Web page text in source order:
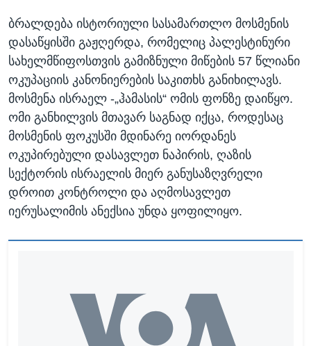
ბრალდება ისტორიული სასამართლო მოსმენის
დასაწყისში გაჟღერდა, რომელიც პალესტინური
სახელმწიფოსთვის გამიზნული მიწების 57 წლიანი
ოკუპაციის კანონიერების საკითხს განიხილავს.
მოსმენა ისრაელ -„ჰამასის“ ომის ფონზე დაიწყო.
ომი განხილვის მთავარ საგნად იქცა, როდესაც
მოსმენის ფოკუსში მდინარე იორდანეს
ოკუპირებული დასავლეთ ნაპირის, ღაზის
სექტორის ისრაელის მიერ განუსაზღვრელი
დროით კონტროლი და აღმოსავლეთ
იერუსალიმის ანექსია უნდა ყოფილიყო.